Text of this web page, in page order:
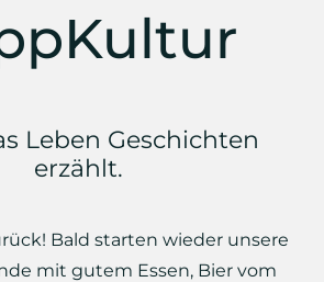
Leben Geschichten
erzählt.
Bald starten wieder unsere
mit gutem Essen, Bier vom